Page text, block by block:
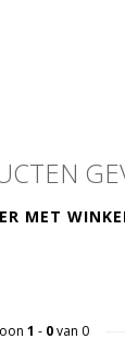
MET
1 - 0van 0